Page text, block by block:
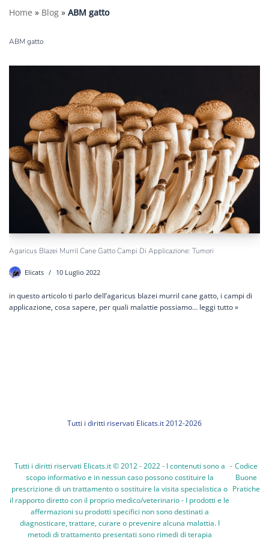
Home » Blog » ABM gatto
ABM gatto
Agaricus Blazei Murril Cane Gatto Campi Di Applicazione: Tumori
Elicats 10 Luglio 2022
in questo articolo ti parlo dell’agaricus blazei murril cane gatto, i campi di
applicazione, cosa sapere, per quali malattie possiamo… leggi tutto »
Tutti i diritti riservati Elicats.it 2012-2026
Tutti i diritti riservati Elicats.it © 2012 - 2022 - I contenuti sono a
scopo informativo e in nessun caso possono costituire la
prescrizione di un trattamento o sostituire la visita specialistica o
il rapporto diretto con il proprio medico/veterinario - I prodotti e le
affermazioni su prodotti specifici non sono destinati a
diagnosticare, trattare, curare o prevenire alcuna malattia. I
metodi di trattamento presentati sono rimedi di terapia
- Codice
Buone
Pratiche